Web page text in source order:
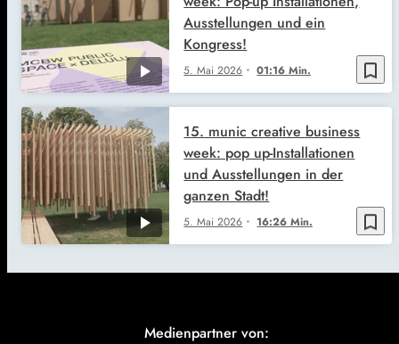
bookmark_border
5. Mai 2026 01:16 Min.
Ausstellungen und ein
Kongress!
bookmark_border
5. Mai 2026 16:26 Min.
15. munic creative business
week: pop up-Installationen
und Ausstellungen in der
ganzen Stadt!
Medienpartner von: